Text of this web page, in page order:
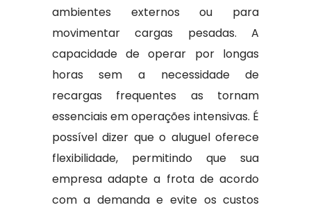
ambientes externos ou para
movimentar cargas pesadas. A
capacidade de operar por longas
horas sem a necessidade de
recargas frequentes as tornam
essenciais em operações intensivas. É
possível dizer que o aluguel oferece
flexibilidade, permitindo que sua
empresa adapte a frota de acordo
com a demanda e evite os custos